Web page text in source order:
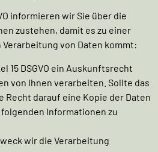
informieren wir Sie über die
zustehen, damit es zu einer
von Daten kommt:
15 DSGVO ein Auskunftsrecht
von Ihnen verarbeiten. Sollte das
Recht darauf eine Kopie der Daten
Informationen zu
wir die Verarbeitung